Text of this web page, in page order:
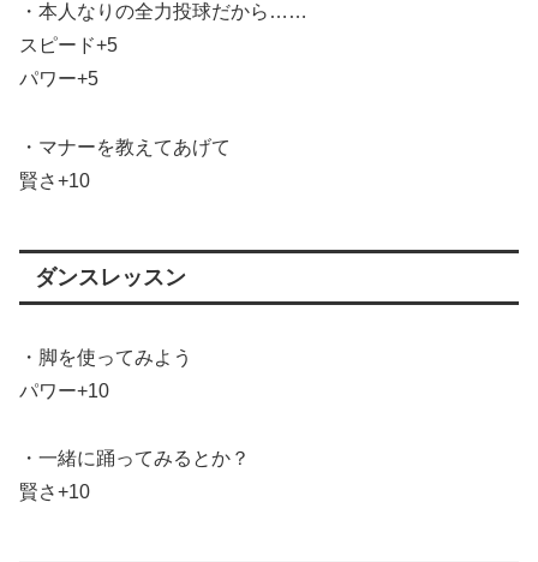
・本人なりの全力投球だから……
スピード+5
パワー+5
・マナーを教えてあげて
賢さ+10
ダンスレッスン
・脚を使ってみよう
パワー+10
・一緒に踊ってみるとか？
賢さ+10